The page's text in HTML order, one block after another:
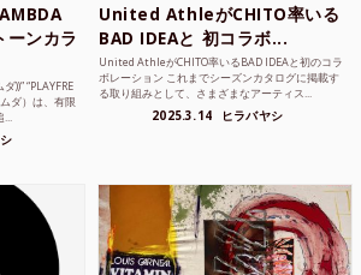
ーンカラ
))” “PLAYFRE
ダ）は、有限
...
United AthleがCHITO率いる
BAD IDEAと 初コラボ...
United AthleがCHITO率いるBAD IDEAと初のコラ
ボレーション これまでシーズンカタログに掲載す
る取り組みとして、さまざまなアーティス...
2025.3.14 ヒラバヤシ